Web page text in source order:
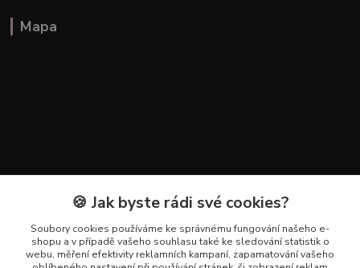
Mapa
🍪 Jak byste rádi své cookies?
Soubory cookies používáme ke správnému fungování našeho e-
shopu a v případě vašeho souhlasu také ke sledování statistik o
webu, měření efektivity reklamních kampaní, zapamatování vašeho